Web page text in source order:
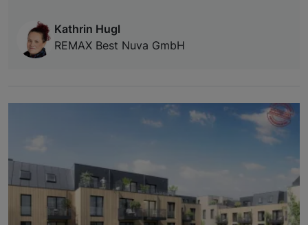
Kathrin Hugl
REMAX Best Nuva GmbH